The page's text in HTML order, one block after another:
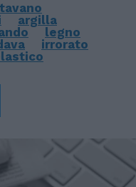
argilla
legno
irrorato